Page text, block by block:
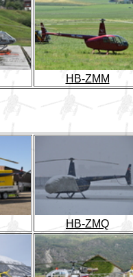
HB-ZMM
HB-ZMQ